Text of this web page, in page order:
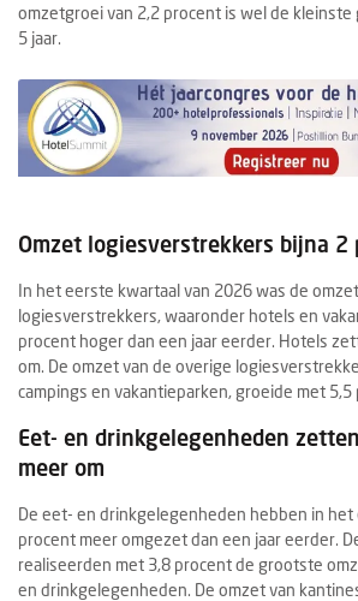
omzetgroei van 2,2 procent is wel de
5 jaar.
Omzet logiesverstrekkers bijna 2
In het eerste kwartaal van 2026 was de
logiesverstrekkers, waaronder hotels en
procent hoger dan een jaar eerder. Hotels
om. De omzet van de overige
campings en vakantieparken, groeide met 5,5
Eet- en drinkgelegenheden
meer om
De eet- en drinkgelegenheden hebben in
procent meer omgezet dan een jaar eerder.
realiseerden met 3,8 procent de grootste
en drinkgelegenheden. De omzet van